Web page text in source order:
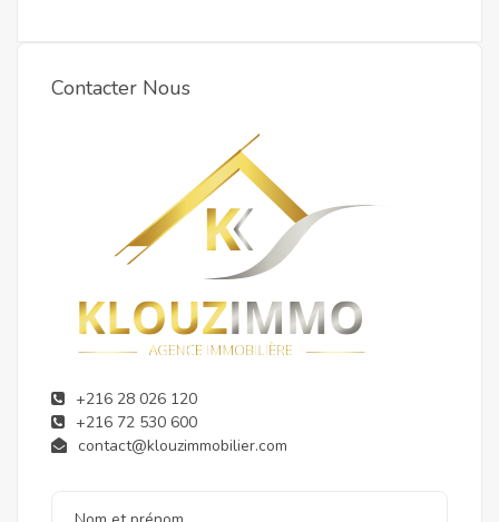
Contacter Nous
+216 28 026 120
+216 72 530 600
contact@klouzimmobilier.com